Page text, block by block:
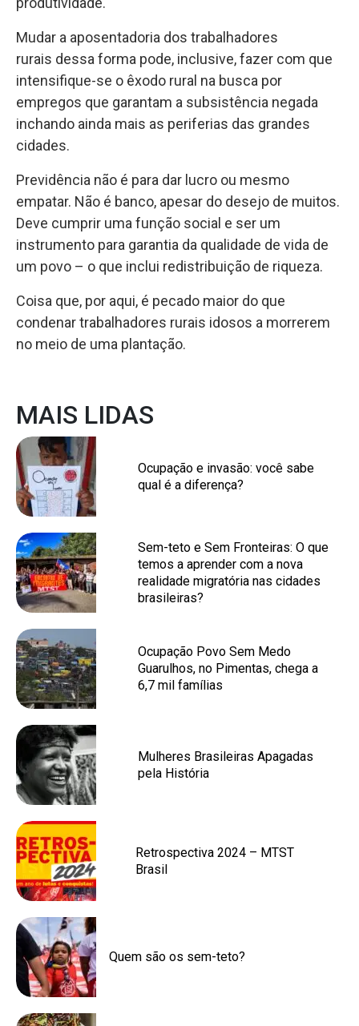
Mudar a aposentadoria dos trabalhadores
rurais dessa forma pode, inclusive, fazer com que
intensifique-se o êxodo rural na busca por
empregos que garantam a subsistência negada
inchando ainda mais as periferias das grandes
cidades.
Previdência não é para dar lucro ou mesmo
empatar. Não é banco, apesar do desejo de muitos.
Deve cumprir uma função social e ser um
instrumento para garantia da qualidade de vida de
um povo – o que inclui redistribuição de riqueza.
Coisa que, por aqui, é pecado maior do que
condenar trabalhadores rurais idosos a morrerem
no meio de uma plantação.
MAIS LIDAS
Ocupação e invasão: você sabe
qual é a diferença?
Sem-teto e Sem Fronteiras: O que
temos a aprender com a nova
realidade migratória nas cidades
brasileiras?
Ocupação Povo Sem Medo
Guarulhos, no Pimentas, chega a
6,7 mil famílias
Mulheres Brasileiras Apagadas
pela História
Retrospectiva 2024 – MTST
Brasil
Quem são os sem-teto?